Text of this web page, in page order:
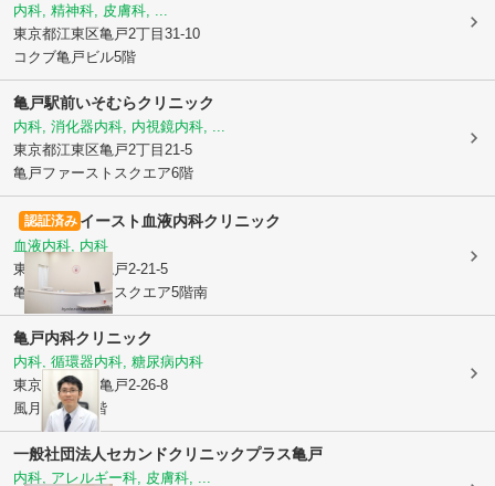
内科, 精神科, 皮膚科, ...
東京都江東区亀戸2丁目31-10
コクブ亀戸ビル5階
亀戸駅前いそむらクリニック
内科, 消化器内科, 内視鏡内科, ...
東京都江東区亀戸2丁目21-5
亀戸ファーストスクエア6階
認証済み イースト血液内科クリニック
血液内科, 内科
東京都江東区
亀戸2-21-5
亀戸ファーストスクエア5階南
亀戸内科クリニック
内科, 循環器内科, 糖尿病内科
東京都江東区 亀戸2-26-8
風月堂ビル1階
一般社団法人セカンドクリニックプラス亀戸
内科, アレルギー科, 皮膚科, ...